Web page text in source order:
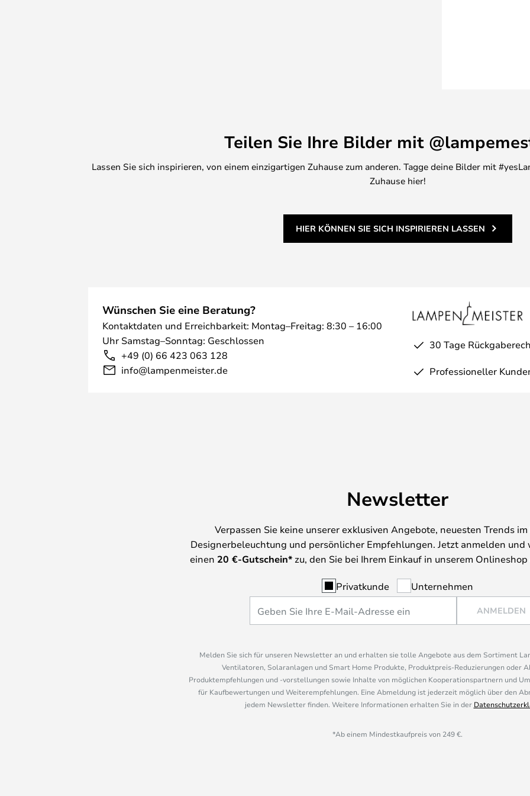
Teilen Sie Ihre Bilder mit
Lassen Sie sich inspirieren, von einem einzigartigen Zuhause zum anderen. Tagge deine Bilder mit
Zuhause hier!
HIER KÖNNEN SIE SICH INSPIRIEREN LASSEN
Wünschen Sie eine Beratung?
Kontaktdaten und Erreichbarkeit: Montag–Freitag: 8:30 – 16:00
Uhr Samstag–Sonntag: Geschlossen
+49 (0) 66 423 063 128
info@lampenmeister.de
30 Tage
Professioneller
Newsletter
Verpassen Sie keine unserer exklusiven Angebote, neuesten Trends
Designerbeleuchtung und persönlicher Empfehlungen. Jetzt anmelden und
einen 20 €-Gutschein*zu, den Sie bei Ihrem Einkauf in unserem
Privatkunde Unternehmen
ANMELDEN
Melden Sie sich für unseren Newsletter an und erhalten sie tolle Angebote aus dem Sortiment
Ventilatoren, Solaranlagen und Smart Home Produkte, Produktpreis-Reduzierungen oder
Produktempfehlungen und -vorstellungen sowie Inhalte von möglichen Kooperationspartnern und
für Kaufbewertungen und Weiterempfehlungen. Eine Abmeldung ist jederzeit möglich über den
jedem Newsletter finden. Weitere Informationen erhalten Sie in der
*Ab einem Mindestkaufpreis von 249 €.